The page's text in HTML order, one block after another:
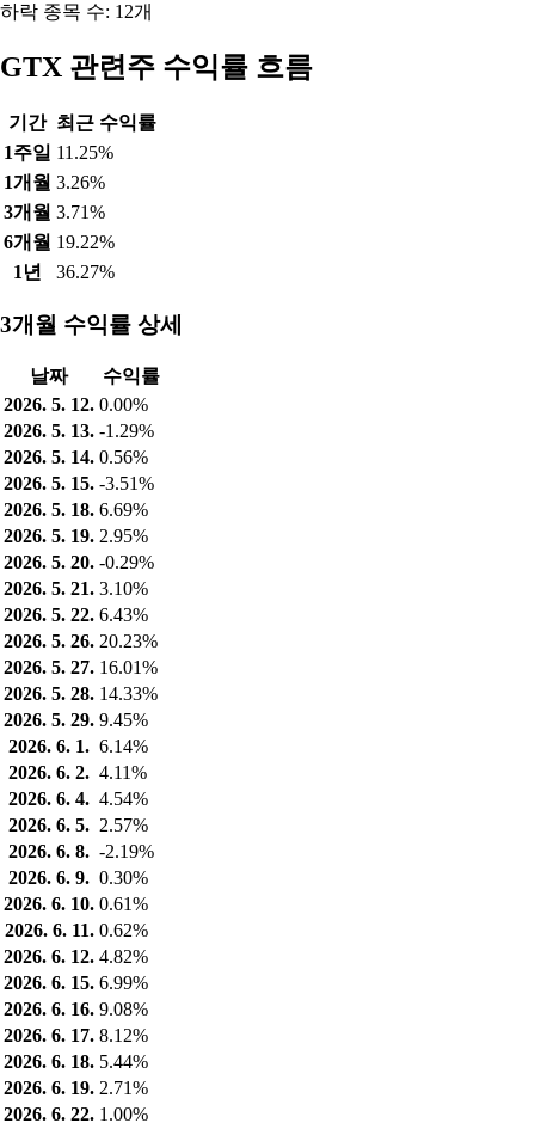
하락 종목 수: 12개
GTX 관련주 수익률 흐름
기간 최근 수익률
1주일 11.25%
1개월 3.26%
3개월 3.71%
6개월 19.22%
1년
36.27%
3개월 수익률 상세
날짜
수익률
2026. 5. 12. 0.00%
2026. 5. 13. -1.29%
2026. 5. 14. 0.56%
2026. 5. 15. -3.51%
2026. 5. 18. 6.69%
2026. 5. 19. 2.95%
2026. 5. 20. -0.29%
2026. 5. 21. 3.10%
2026. 5. 22. 6.43%
2026. 5. 26. 20.23%
2026. 5. 27. 16.01%
2026. 5. 28. 14.33%
2026. 5. 29. 9.45%
2026. 6. 1. 6.14%
2026. 6. 2. 4.11%
2026. 6. 4. 4.54%
2026. 6. 5. 2.57%
2026. 6. 8. -2.19%
2026. 6. 9. 0.30%
2026. 6. 10. 0.61%
2026. 6. 11. 0.62%
2026. 6. 12. 4.82%
2026. 6. 15. 6.99%
2026. 6. 16. 9.08%
2026. 6. 17. 8.12%
2026. 6. 18. 5.44%
2026. 6. 19. 2.71%
2026. 6. 22. 1.00%